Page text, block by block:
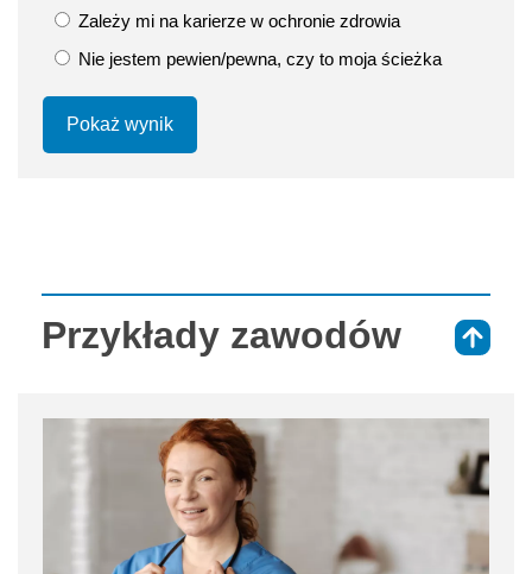
Zależy mi na karierze w ochronie zdrowia
Nie jestem pewien/pewna, czy to moja ścieżka
Pokaż wynik
Przykłady zawodów